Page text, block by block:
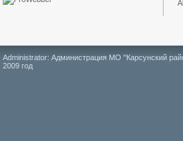
Administrator: Администрация МО "Карсунский
2009 год